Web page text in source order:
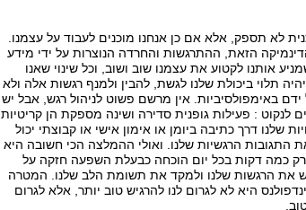
לא תספק, אלא אם כן אנחנו מוכנים לעבוד על עצמנו.
הזאת, ההתרגשות והחרדה הנוצרות על ידי מידע
אותנו לקטוע את עצמנו שוב ושוב, וכל שינוי שאנו
תלוי ביכולת שלנו לגשת, להבין ולמנף רגשות אלה ולא
ידם באימפולסיביות. אין מרשם פשוט לניהול רגש, אבל יש
לנקוט : פעילות גופנית סדירה ושינה מספקת הן קריטיות.
שלנו דרך כתיבה ביומן או אימון אישי או קבוצתי יכול
את התגובות הרגשיות שלנו. ואולי ההמלצה הכי חשובה היא
רק כמה דקות בכל יום הוכחה כבעלת השפעה חזקה על
את הרגשות שלנו ולמקד את תשומת הלב שלנו. המטרה
היא לא לגרום לנו להרגיש טוב יותר, אלא לגרום